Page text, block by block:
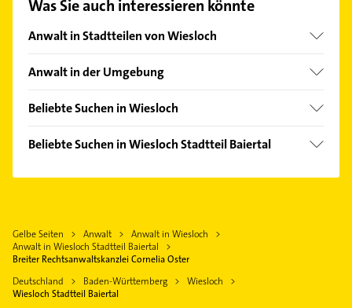
auswählen. Hier finden Sie alleKontaktdaten
Was Sie auch interessieren könnte
Anwalt in Stadtteilen von Wiesloch
Schatthausen
Anwalt in der Umgebung
Nußloch
Leimen Baden
Bad Schönborn
Hockenheim
Heidelberg
Eppelheim Baden
Beliebte Suchen in Wiesloch
Rohrreinigung
Klempner
Schreiner
Immobilienmakler
Beliebte Suchen in Wiesloch Stadtteil Baiertal
Immobilienmakler
Elektroinstallation
Elektriker
Gelbe Seiten Anwalt
Anwalt in Wiesloch
Anwalt in Wiesloch Stadtteil Baiertal
Breiter Rechtsanwaltskanzlei Cornelia Oster
Deutschland
Baden-Württemberg
Wiesloch
Wiesloch Stadtteil Baiertal